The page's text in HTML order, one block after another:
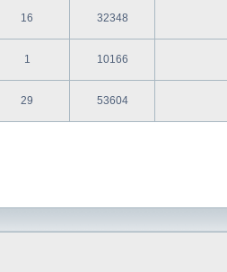
16 32348
1 10166
29 53604